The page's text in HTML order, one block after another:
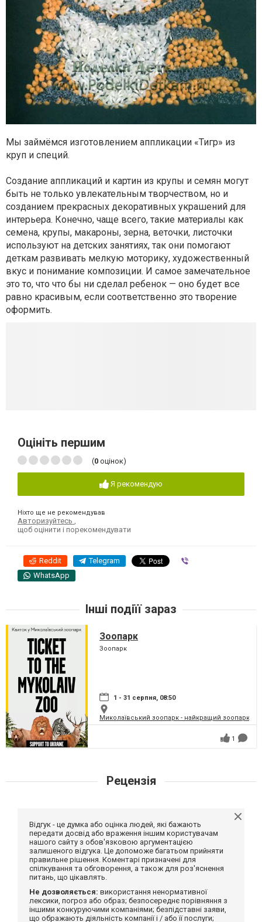
Мы займёмся изготовлением аппликации «Тигр» из
круп и специй.
Создание аппликаций и картин из крупы и семян могут
быть не только увлекательным творчеством, но и
созданием прекрасных декоративных украшений для
интерьера. Конечно, чаще всего, такие материалы как
семена, крупы, макароны, зерна, веточки, листочки
используют на детских занятиях, так они помогают
деткам развивать мелкую моторику, художественный
вкус и понимание композиции. И самое замечательное
это то, что что бы ни сделал ребенок — оно будет все
равно красивым, если соответственно это творение
оформить.
Оцініть першим
(0 оцінок)
Я рекомендую
Ніхто ще не рекомендував
Авторизуйтесь ,
щоб оцінити і порекомендувати
Reddit Telegram
WhatsApp
Інші подіїї зараз
Зоопарк
Зоопарк
1 - 31 серпня, 08:50
Миколаївський зоопарк - найкращий зоопарк
1
Рецензія
Відгук - це думка або оцінка людей, які бажають
передати досвід або враження іншим користувачам
нашого сайту з обов'язковою аргументацією
залишеного відгука. Це допоможе багатьом прийняти
правильне рішення. Коментарі призначені для
спілкування та обговорення, а також для роз'яснення
питань, що цікавлять.
Не дозволяється: використання ненормативної
лексики, погроз або образ; безпосереднє порівняння з
іншими конкуруючими компаніями; безпідставні заяви,
що ображають діяльність компанії і / або її послуги;